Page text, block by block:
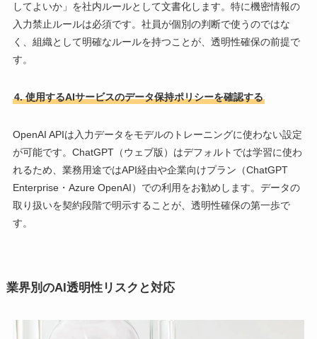
してよいか」を社内ルールとして文書化します。特に機密情報の
入力禁止ルールは必須です。社員が個別の判断で使うのではな
く、組織として明確なルールを持つことが、透明性確保の前提で
す。
4. 使用するAIサービスのデータ保持ポリシーを確認する
OpenAI APIは入力データをモデルのトレーニングに使わない設定
が可能です。ChatGPT（ウェブ版）はデフォルトでは学習に使わ
れるため、業務用途ではAPI経由や企業向けプラン（ChatGPT
Enterprise・Azure OpenAI）での利用をお勧めします。データの
取り扱いを契約段階で明示することが、透明性確保の第一歩で
す。
業界別のAI透明性リスクと対応